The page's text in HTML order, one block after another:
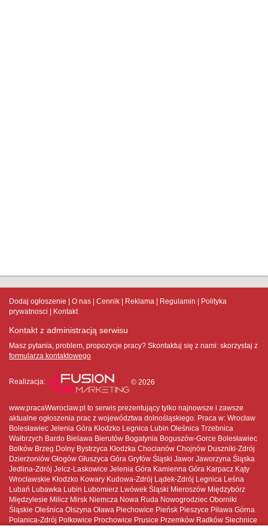
Dodaj ogłoszenie O nas Cennik Reklama Regulamin
Polityka
prywatnosci
Kontakt
Kontakt z administracją serwisu
Masz pytania, problem, propozycje pracy? Skontaktuj się z nami: skorzystaj z
formularza kontaktowego
Realizacja: © 2026
www.pracaWwroclaw.pl to serwis prezentujący tylko najnowsze i zawsze
aktualne ogłoszenia prac z województwa dolnośląskiego. Praca w: Wrocław
Bolesławiec Jelenia Góra Kłodzko Legnica Lubin Oleśnica Trzebnica
Wałbrzych Bardo Bielawa Bierutów Bogatynia Boguszów-Gorce Bolesławiec
Bolków Brzeg Dolny Bystrzyca Kłodzka Chocianów Chojnów Duszniki-Zdrój
Dzierżoniów Głogów Głuszyca Góra Gryfów Śląski Jawor Jaworzyna Śląska
Jedlina-Zdrój Jelcz-Laskowice Jelenia Góra Kamienna Góra Karpacz Kąty
Wrocławskie Kłodzko Kowary Kudowa-Zdrój Lądek-Zdrój Legnica Leśna
Lubań Lubawka Lubin Lubomierz Lwówek Śląski Mieroszów Międzybórz
Międzylesie Milicz Mirsk Niemcza Nowa Ruda Nowogrodziec Oborniki
Śląskie Oleśnica Olszyna Oława Piechowice Pieńsk Pieszyce Piława Górna
Polanica-Zdrój Polkowice Prochowice Prusice Przemków Radków Siechnice